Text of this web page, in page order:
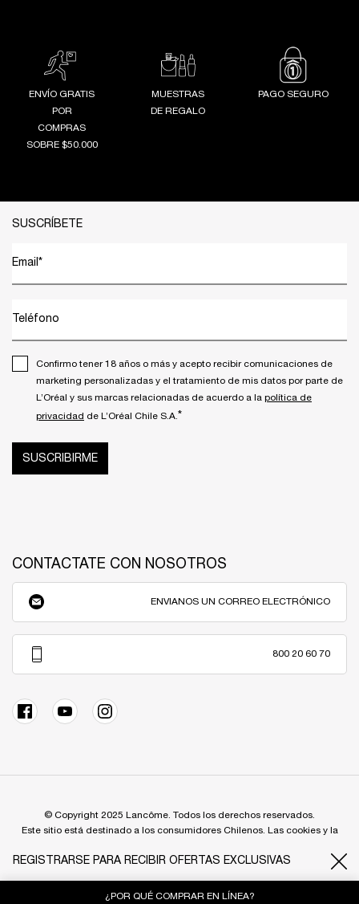
ENVÍO GRATIS
POR
COMPRAS
SOBRE $50.000
MUESTRAS
DE REGALO
PAGO SEGURO
SUSCRÍBETE
Email *
Teléfono
Confirmo tener 18 años o más y acepto recibir comunicaciones de
marketing personalizadas y el tratamiento de mis datos por parte de
L’Oréal y sus marcas relacionadas de acuerdo a la política de
privacidad de L’Oréal Chile S.A. *
SUSCRIBIRME
CONTACTATE CON NOSOTROS
ENVIANOS UN CORREO ELECTRÓNICO
800 20 60 70
© Copyright 2025 Lancôme. Todos los derechos reservados.
Este sitio está destinado a los consumidores Chilenos. Las cookies y la
tema dentro de nuestra Política de Privacidad
REGISTRARSE PARA RECIBIR OFERTAS EXCLUSIVAS
¿POR QUÉ COMPRAR EN LÍNEA?